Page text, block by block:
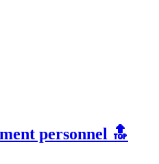
personnel 🔝